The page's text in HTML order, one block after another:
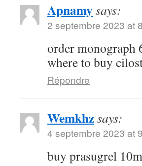
Apnamysays:
2 septembre 2023 at
order monograph
where to buy
Répondre
Wemkhzsays:
4 septembre 2023 at
buy prasugrel